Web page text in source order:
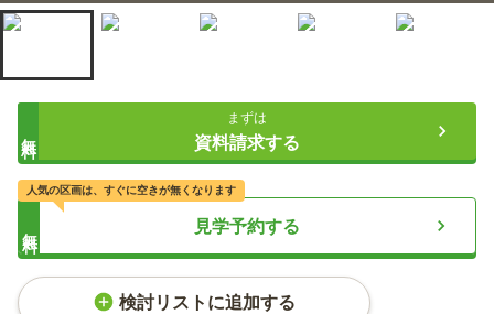
まずは
資料請求する
見学予約する
人気の区画は、すぐに空きが無くなります
検討リストに追加する